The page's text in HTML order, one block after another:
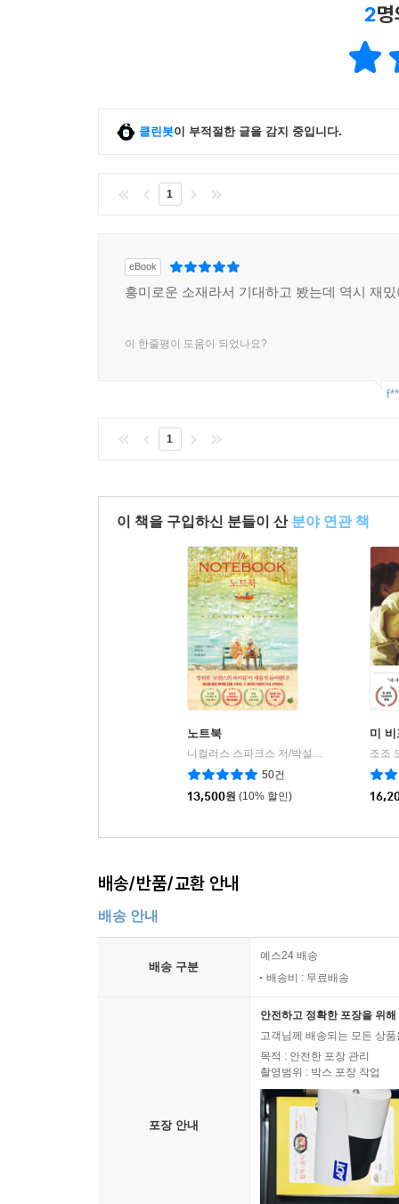
2
클린봇이 부적절한 글을 감지 중입니다.
1
eBook
흥미로운 소재라서 기대하고 봤는데 역시 재
이 한줄평이 도움이 되었나요?
1
이 책을 구입하신 분들이 산 분야 연관 책
노트북
니컬러스 스파크스 저/박설영 역
50건
13,500원 (10% 할인)
미
조조
배송/반품/교환 안내
배송 안내
배송 구분
예스24 배송
배송비 : 무료배송
포장 안내
안전하고 정확한 포장을 위
고객님께 배송되는 모든 상
목적 : 안전한 포장 관리
촬영범위 : 박스 포장 작업